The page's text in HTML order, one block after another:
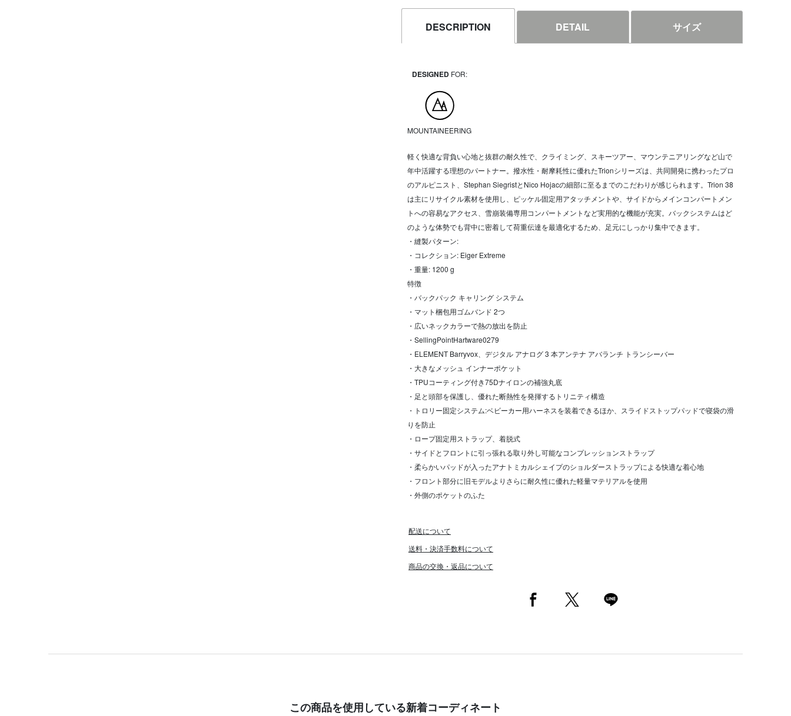
DESCRIPTION DETAIL サイズ
DESIGNEDFOR:
MOUNTAINEERING
軽く快適な背負い心地と抜群の耐久性で、クライミング、スキーツアー、マウンテニアリングなど山で
年中活躍する理想のパートナー。撥水性・耐摩耗性に優れたTrionシリーズは、共同開発に携わったプロ
のアルピニスト、Stephan SiegristとNico Hojacの細部に至るまでのこだわりが感じられます。Trion 38
は主にリサイクル素材を使用し、ピッケル固定用アタッチメントや、サイドからメインコンパートメン
トへの容易なアクセス、雪崩装備専用コンパートメントなど実用的な機能が充実。バックシステムはど
のような体勢でも背中に密着して荷重伝達を最適化するため、足元にしっかり集中できます。
・縫製パターン:
・コレクション: Eiger Extreme
・重量: 1200 g
特徴
・バックパック キャリング システム
・マット梱包用ゴムバンド 2つ
・広いネックカラーで熱の放出を防止
・SellingPointHartware0279
・ELEMENT Barryvox、デジタル アナログ 3 本アンテナ アバランチ トランシーバー
・大きなメッシュ インナーポケット
・TPUコーティング付き75Dナイロンの補強丸底
・足と頭部を保護し、優れた断熱性を発揮するトリニティ構造
・トロリー固定システム:ベビーカー用ハーネスを装着できるほか、スライドストップパッドで寝袋の滑
りを防止
・ロープ固定用ストラップ、着脱式
・サイドとフロントに引っ張れる取り外し可能なコンプレッションストラップ
・柔らかいパッドが入ったアナトミカルシェイプのショルダーストラップによる快適な着心地
・フロント部分に旧モデルよりさらに耐久性に優れた軽量マテリアルを使用
・外側のポケットのふた
配送について
送料・決済手数料について
商品の交換・返品について
この商品を使用している新着コーディネート